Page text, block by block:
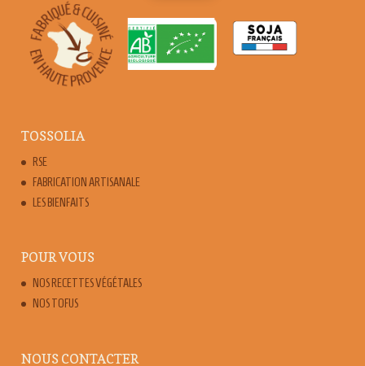
TOSSOLIA
RSE
FABRICATION ARTISANALE
LES BIENFAITS
POUR VOUS
NOS RECETTES VÉGÉTALES
NOS TOFUS
NOUS CONTACTER